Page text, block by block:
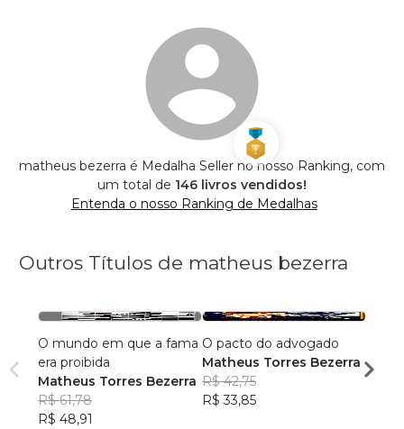
matheus bezerra é Medalha Seller no nosso Ranking, com
um total de 146 livros vendidos!
Entenda o nosso Ranking de Medalhas
Outros Títulos de matheus bezerra
O mundo em que a fama
era proibida
Matheus Torres Bezerra
R$ 61,78
R$ 48,91
O pacto do advogado
Matheus Torres Bezerra
R$ 42,75
R$ 33,85
2026